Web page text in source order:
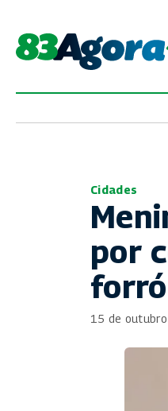
Cidades
por
15 de